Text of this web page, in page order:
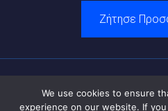
Ζήτησε
Από το 1995,
We use cookies to ensure
experience on our website. If